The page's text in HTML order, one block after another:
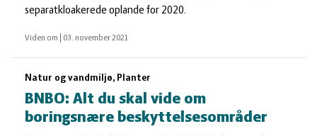
separatkloakerede oplande for 2020.
Viden om 03. november 2021
Natur og vandmiljø, Planter
BNBO: Alt du skal vide om
boringsnære beskyttelsesområder